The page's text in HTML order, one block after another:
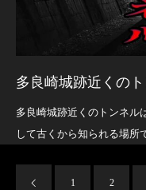
多良崎城跡近くの
多良崎城跡近くのトンネル
して古くから知られる場所
1 2